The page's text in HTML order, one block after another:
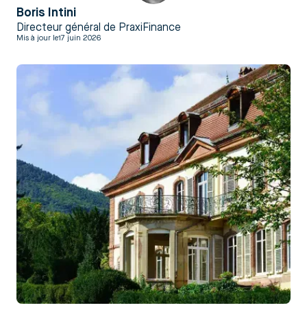
Boris Intini
Directeur général de PraxiFinance
Mis à jour le17 juin 2026